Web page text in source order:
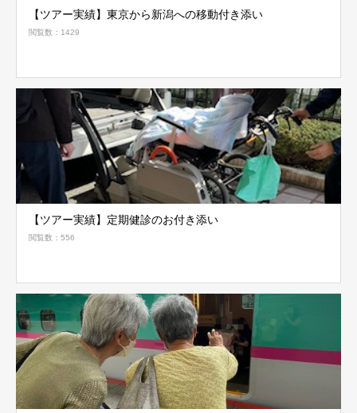
【ツアー実績】東京から新潟への移動付き添い
閲覧数：1429
【ツアー実績】定期健診のお付き添い
閲覧数：556